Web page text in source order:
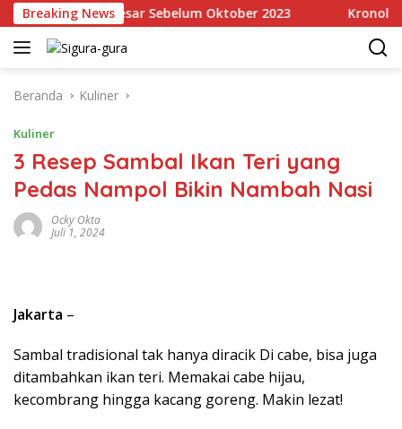
Langsung
ke
konten
Breaking News
Terbesar Sebelum Oktober 2023 Kronologi Xpander
Beranda Kuliner
Kuliner
3 Resep Sambal Ikan Teri yang
Pedas Nampol Bikin Nambah Nasi
Ocky Okta
Juli 1, 2024
Jakarta –
Sambal tradisional tak hanya diracik Di cabe, bisa juga
ditambahkan ikan teri. Memakai cabe hijau,
kecombrang hingga kacang goreng. Makin lezat!